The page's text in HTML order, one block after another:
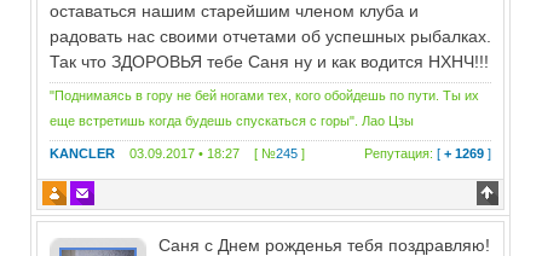
оставаться нашим старейшим членом клуба и
радовать нас своими отчетами об успешных рыбалках.
Так что ЗДОРОВЬЯ тебе Саня ну и как водится НХНЧ!!!
"Поднимаясь в гору не бей ногами тех, кого обойдешь по пути. Ты их
еще встретишь когда будешь спускаться с горы". Лао Цзы
KANCLER 03.09.2017 • 18:27 [ №245 ] Репутация: [+ 1269 ]
Саня с Днем рожденья тебя поздравляю!